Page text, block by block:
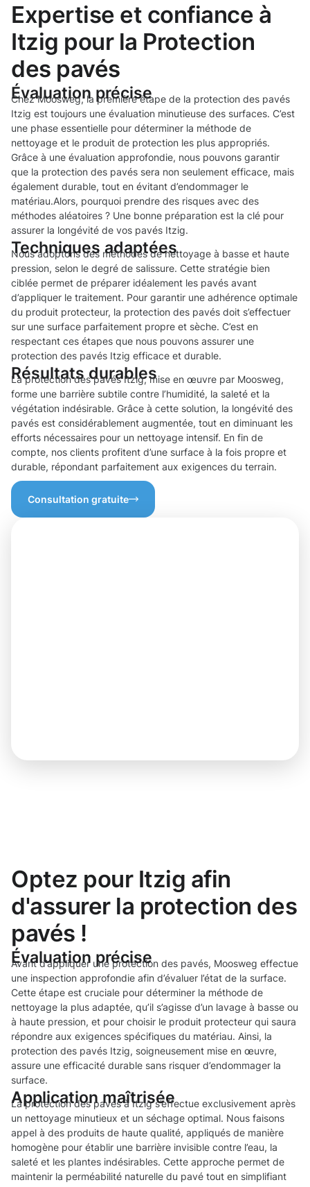
Expertise et confiance à
Itzig pour la Protection
des pavés
Évaluation précise
Chez Moosweg, la première étape de la protection des pavés
Itzig est toujours une évaluation minutieuse des surfaces. C’est
une phase essentielle pour déterminer la méthode de
nettoyage et le produit de protection les plus appropriés.
Grâce à une évaluation approfondie, nous pouvons garantir
que la protection des pavés sera non seulement efficace, mais
également durable, tout en évitant d’endommager le
matériau.Alors, pourquoi prendre des risques avec des
méthodes aléatoires ? Une bonne préparation est la clé pour
assurer la longévité de vos pavés Itzig.
Techniques adaptées
Nous adoptons des méthodes de nettoyage à basse et haute
pression, selon le degré de salissure. Cette stratégie bien
ciblée permet de préparer idéalement les pavés avant
d’appliquer le traitement. Pour garantir une adhérence optimale
du produit protecteur, la protection des pavés doit s’effectuer
sur une surface parfaitement propre et sèche. C’est en
respectant ces étapes que nous pouvons assurer une
protection des pavés Itzig efficace et durable.
Résultats durables
La protection des pavés Itzig, mise en œuvre par Moosweg,
forme une barrière subtile contre l’humidité, la saleté et la
végétation indésirable. Grâce à cette solution, la longévité des
pavés est considérablement augmentée, tout en diminuant les
efforts nécessaires pour un nettoyage intensif. En fin de
compte, nos clients profitent d’une surface à la fois propre et
durable, répondant parfaitement aux exigences du terrain.
Consultation gratuite
Optez pour Itzig afin
d'assurer la protection des
pavés !
Évaluation précise
Avant d’appliquer une protection des pavés, Moosweg effectue
une inspection approfondie afin d’évaluer l’état de la surface.
Cette étape est cruciale pour déterminer la méthode de
nettoyage la plus adaptée, qu’il s’agisse d’un lavage à basse ou
à haute pression, et pour choisir le produit protecteur qui saura
répondre aux exigences spécifiques du matériau. Ainsi, la
protection des pavés Itzig, soigneusement mise en œuvre,
assure une efficacité durable sans risquer d’endommager la
surface.
Application maîtrisée
La protection des pavés à Itzig s’effectue exclusivement après
un nettoyage minutieux et un séchage optimal. Nous faisons
appel à des produits de haute qualité, appliqués de manière
homogène pour établir une barrière invisible contre l’eau, la
saleté et les plantes indésirables. Cette approche permet de
maintenir la perméabilité naturelle du pavé tout en simplifiant